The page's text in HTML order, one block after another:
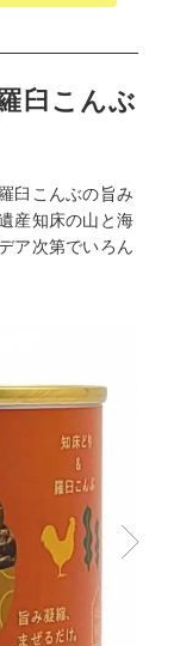
臼こんぶ
臼こんぶの旨み
産知床の山と海
ア次第でいろん